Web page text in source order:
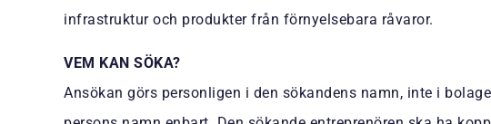
infrastruktur och produkter från förnyelsebara råvaror.
VEM KAN SÖKA?
Ansökan görs personligen i den sökandens namn, inte i